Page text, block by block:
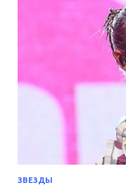
ЗВЕЗДЫ